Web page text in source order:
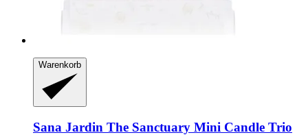
Warenkorb
Sana Jardin The Sanctuary Mini Candle Trio